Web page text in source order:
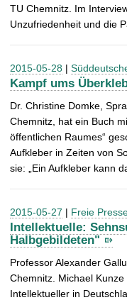
TU Chemnitz. Im
Unzufriedenheit und die
2015-05-28 |
Kampf ums
Dr. Christine Domke,
Chemnitz, hat ein Buch
öffentlichen Raumes“
Aufkleber in Zeiten von
sie: „Ein Aufkleber kann
2015-05-27 | Freie
Intellektuelle:
Halbgebildeten"
Professor Alexander
Chemnitz. Michael
Intellektueller in